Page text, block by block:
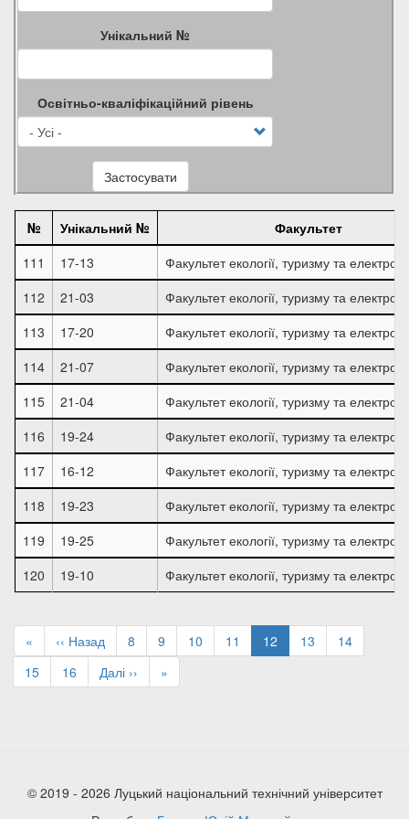
Унікальний №
Освітньо-кваліфікаційний рівень
Застосувати
№ Унікальний №
Факультет
111
17-13
Факультет екології, туризму та
112
21-03
Факультет екології, туризму та
113
17-20
Факультет екології, туризму та
114
21-07
Факультет екології, туризму та
115
21-04
Факультет екології, туризму та
116
19-24
Факультет екології, туризму та
117
16-12
Факультет екології, туризму та
118
19-23
Факультет екології, туризму та
119
19-25
Факультет екології, туризму та
120
19-10 Факультет екології, туризму та
Розбивка
на
сторінки
Перша
сторінка
«
Попередня
сторінка
‹‹ Назад Page
8 Page
9 Page
10 Page
11
Поточна
сторінка
12 Page
13 Page
14
Page
15 Page
16
Наступна
сторінка
Далі ››
Остання
сторінка
»
© 2019 - 2026 Луцький національний технічний університет